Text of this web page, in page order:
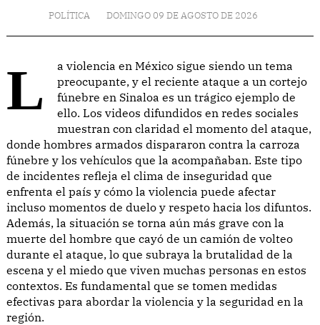
POLÍTICA DOMINGO 09 DE AGOSTO DE 2026
La violencia en México sigue siendo un tema
preocupante, y el reciente ataque a un cortejo
fúnebre en Sinaloa es un trágico ejemplo de
ello. Los videos difundidos en redes sociales
muestran con claridad el momento del ataque,
donde hombres armados dispararon contra la carroza
fúnebre y los vehículos que la acompañaban. Este tipo
de incidentes refleja el clima de inseguridad que
enfrenta el país y cómo la violencia puede afectar
incluso momentos de duelo y respeto hacia los difuntos.
Además, la situación se torna aún más grave con la
muerte del hombre que cayó de un camión de volteo
durante el ataque, lo que subraya la brutalidad de la
escena y el miedo que viven muchas personas en estos
contextos. Es fundamental que se tomen medidas
efectivas para abordar la violencia y la seguridad en la
región.